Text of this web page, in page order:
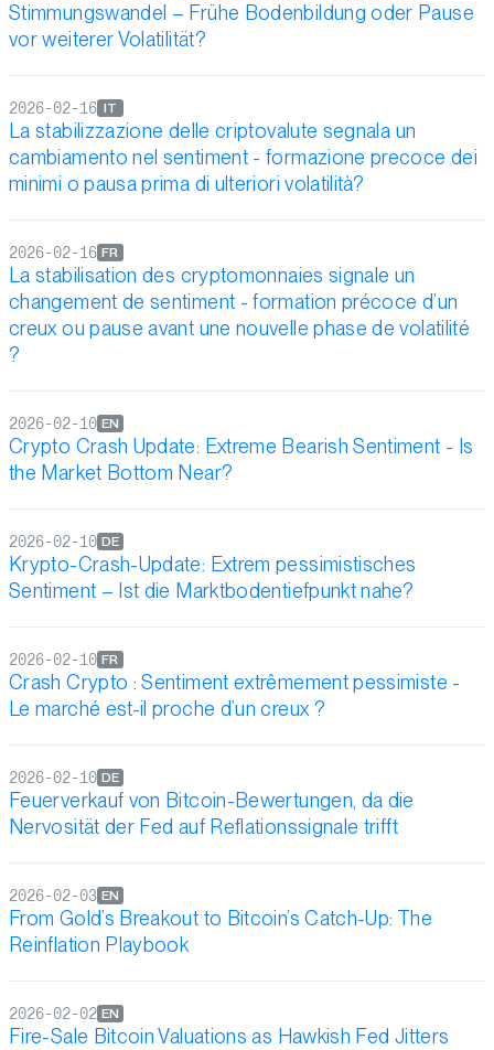
Stimmungswandel – Frühe Bodenbildung oder Pause
vor weiterer Volatilität?
La stabilizzazione delle criptovalute segnala un
cambiamento nel sentiment - formazione precoce dei
minimi o pausa prima di ulteriori volatilità?
IT
2026-02-16
La stabilisation des cryptomonnaies signale un
changement de sentiment - formation précoce d’un
creux ou pause avant une nouvelle phase de volatilité
?
FR
2026-02-16
Crypto Crash Update: Extreme Bearish Sentiment - Is
the Market Bottom Near?
EN
2026-02-10
Krypto-Crash-Update: Extrem pessimistisches
Sentiment – Ist die Marktbodentiefpunkt nahe?
DE
2026-02-10
Crash Crypto : Sentiment extrêmement pessimiste -
Le marché est-il proche d’un creux ?
FR
2026-02-10
Feuerverkauf von Bitcoin-Bewertungen, da die
Nervosität der Fed auf Reflationssignale trifft
DE
2026-02-10
From Gold’s Breakout to Bitcoin’s Catch-Up: The
Reinflation Playbook
EN
2026-02-03
Fire-Sale Bitcoin Valuations as Hawkish Fed Jitters
EN
2026-02-02